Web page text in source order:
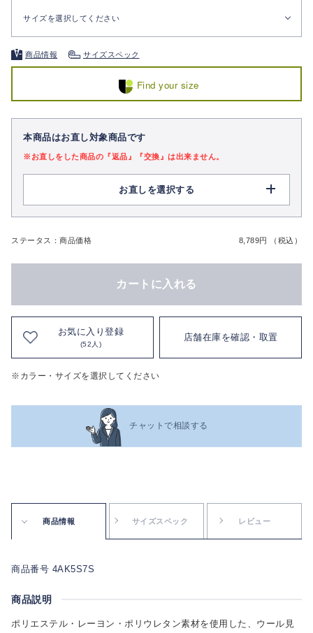
サイズを選択してください
商品情報 サイズスペック
Find your size
本商品はお直し対象商品です
※お直しをした商品の『返品』『交換』は出来ません。
お直しを選択する
ステータス：商品価格 8,789円 （税込）
カートに入れる
お気に入り登録
(52人)
店舗在庫を確認・取置
※カラー・サイズを選択してください
チャットで相談する
商品情報 サイズスペック レビュー
商品番号 4AK5S7S
商品説明
ポリエステル・レーヨン・ポリウレタン素材を使用した、ウール見